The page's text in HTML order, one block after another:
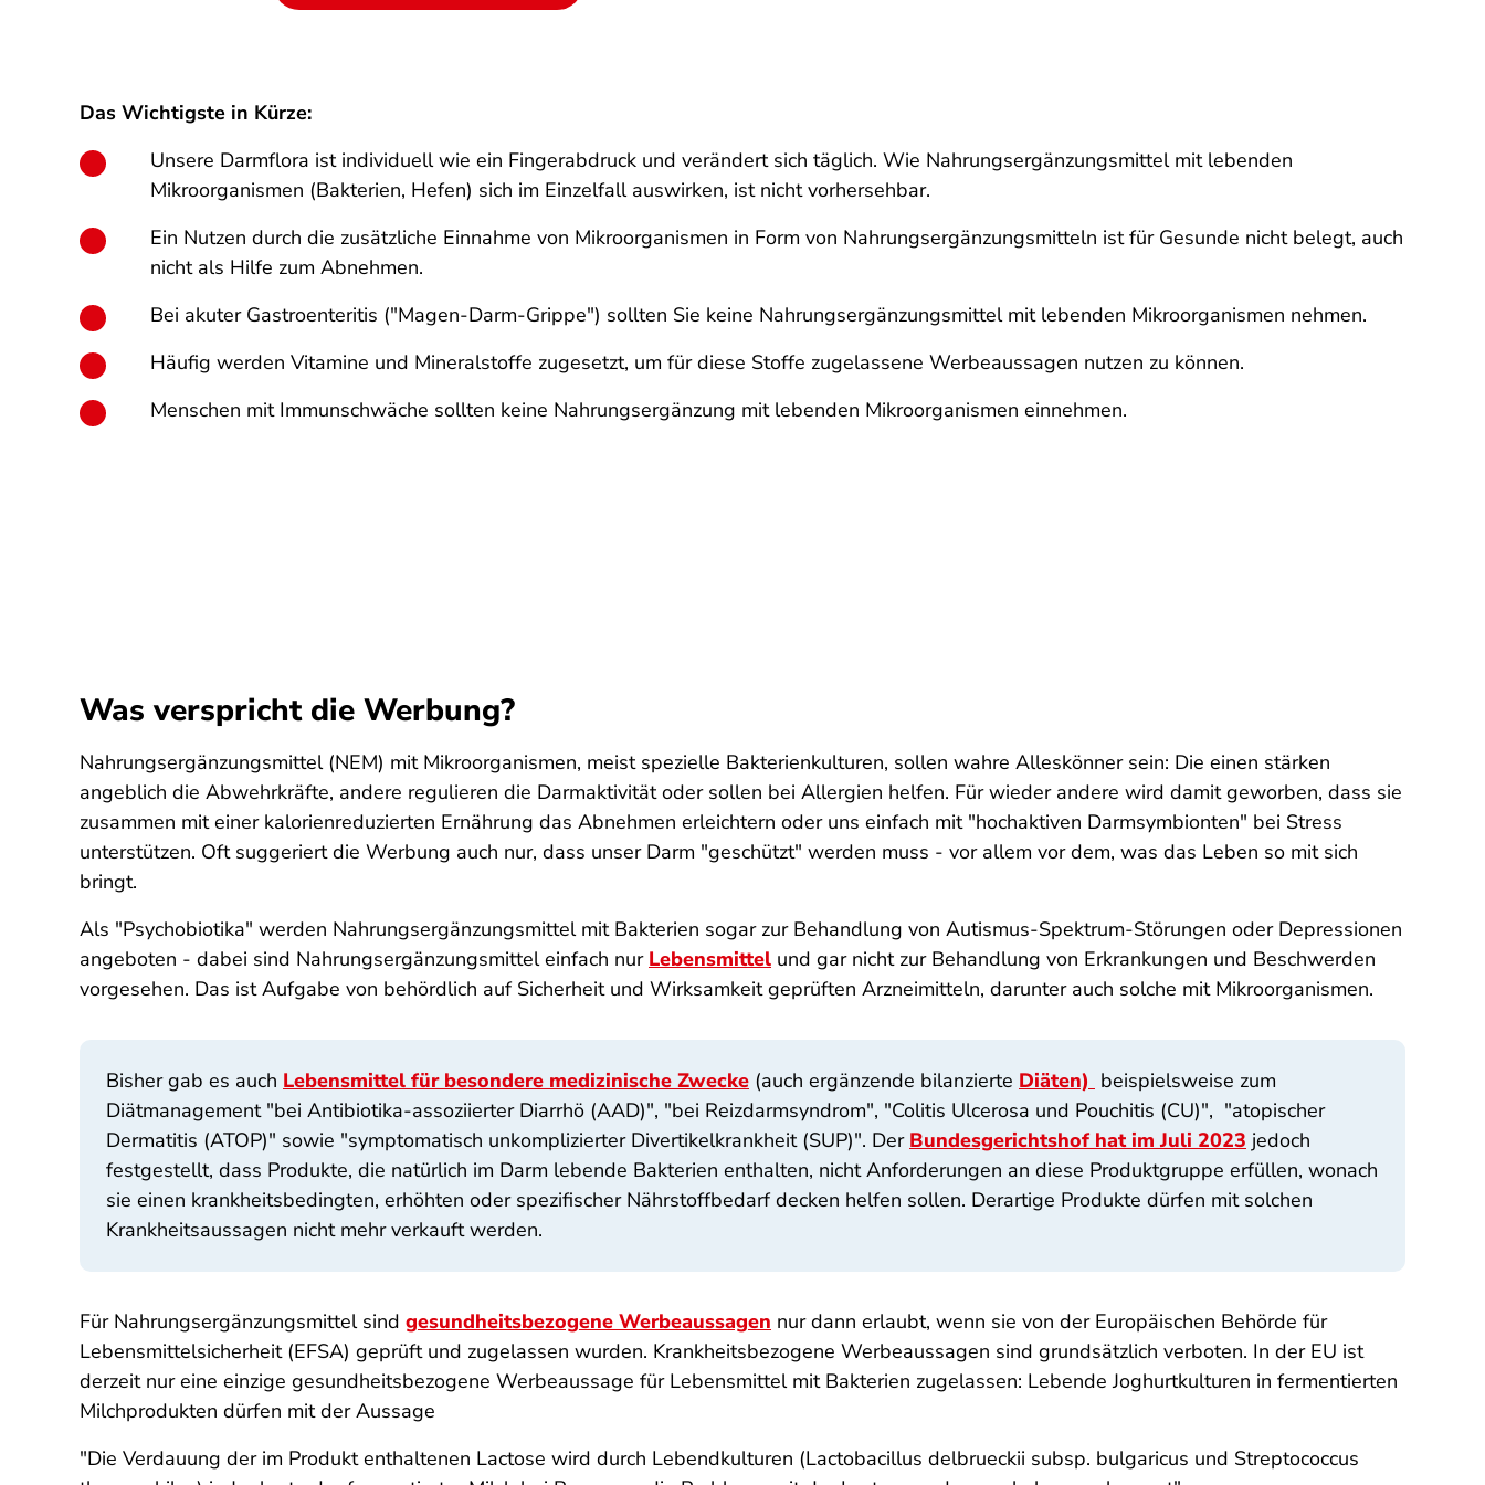
Das Wichtigste in Kürze:
Unsere Darmflora ist individuell wie ein Fingerabdruck und verändert sich täglich. Wie Nahrungsergänzungsmittel mit lebenden
Mikroorganismen (Bakterien, Hefen) sich im Einzelfall auswirken, ist nicht vorhersehbar.
Ein Nutzen durch die zusätzliche Einnahme von Mikroorganismen in Form von Nahrungsergänzungsmitteln ist für Gesunde nicht belegt, auch
nicht als Hilfe zum Abnehmen.
Bei akuter Gastroenteritis ("Magen-Darm-Grippe") sollten Sie keine Nahrungsergänzungsmittel mit lebenden Mikroorganismen nehmen.
Häufig werden Vitamine und Mineralstoffe zugesetzt, um für diese Stoffe zugelassene Werbeaussagen nutzen zu können.
Menschen mit Immunschwäche sollten keine Nahrungsergänzung mit lebenden Mikroorganismen einnehmen.
Was verspricht die Werbung?
Nahrungsergänzungsmittel (NEM) mit Mikroorganismen, meist spezielle Bakterienkulturen, sollen wahre Alleskönner sein: Die einen stärken
angeblich die Abwehrkräfte, andere regulieren die Darmaktivität oder sollen bei Allergien helfen. Für wieder andere wird damit geworben, dass sie
zusammen mit einer kalorienreduzierten Ernährung das Abnehmen erleichtern oder uns einfach mit "hochaktiven Darmsymbionten" bei Stress
unterstützen. Oft suggeriert die Werbung auch nur, dass unser Darm "geschützt" werden muss - vor allem vor dem, was das Leben so mit sich
bringt.
Als "Psychobiotika" werden Nahrungsergänzungsmittel mit Bakterien sogar zur Behandlung von Autismus-Spektrum-Störungen oder Depressionen
angeboten - dabei sind Nahrungsergänzungsmittel einfach nur Lebensmittel und gar nicht zur Behandlung von Erkrankungen und Beschwerden
vorgesehen. Das ist Aufgabe von behördlich auf Sicherheit und Wirksamkeit geprüften Arzneimitteln, darunter auch solche mit Mikroorganismen.
Bisher gab es auch Lebensmittel für besondere medizinische Zwecke (auch ergänzende bilanzierte Diäten) beispielsweise zum
Diätmanagement "bei Antibiotika-assoziierter Diarrhö (AAD)", "bei Reizdarmsyndrom", "Colitis Ulcerosa und Pouchitis (CU)", "atopischer
Dermatitis (ATOP)" sowie "symptomatisch unkomplizierter Divertikelkrankheit (SUP)". Der Bundesgerichtshof hat im Juli 2023 jedoch
festgestellt, dass Produkte, die natürlich im Darm lebende Bakterien enthalten, nicht Anforderungen an diese Produktgruppe erfüllen, wonach
sie einen krankheitsbedingten, erhöhten oder spezifischer Nährstoffbedarf decken helfen sollen. Derartige Produkte dürfen mit solchen
Krankheitsaussagen nicht mehr verkauft werden.
Für Nahrungsergänzungsmittel sind gesundheitsbezogene Werbeaussagen nur dann erlaubt, wenn sie von der Europäischen Behörde für
Lebensmittelsicherheit (EFSA) geprüft und zugelassen wurden. Krankheitsbezogene Werbeaussagen sind grundsätzlich verboten. In der EU ist
derzeit nur eine einzige gesundheitsbezogene Werbeaussage für Lebensmittel mit Bakterien zugelassen: Lebende Joghurtkulturen in fermentierten
Milchprodukten dürfen mit der Aussage
"Die Verdauung der im Produkt enthaltenen Lactose wird durch Lebendkulturen (Lactobacillus delbrueckii subsp. bulgaricus und Streptococcus